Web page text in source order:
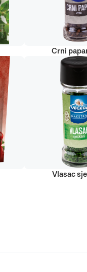
Crni
Vlasac